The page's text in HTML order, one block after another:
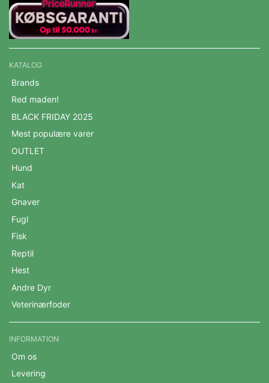
KATALOG
Brands
Red maden!
BLACK FRIDAY 2025
Mest populære varer
OUTLET
Hund
Kat
Gnaver
Fugl
Fisk
Reptil
Hest
Andre Dyr
Veterinærfoder
INFORMATION
Om os
Levering